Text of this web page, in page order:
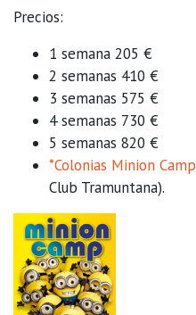
Precios:
1 semana 205 €
2 semanas 410 €
3 semanas 575 €
4 semanas 730 €
5 semanas 820 €
*Colonias Minion Camp
Club Tramuntana).